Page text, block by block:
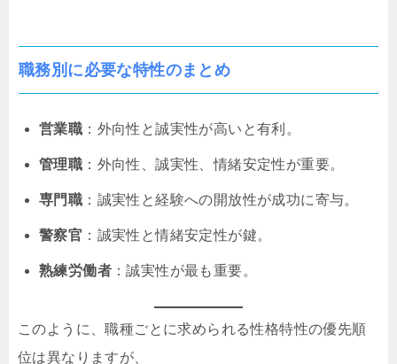
職務別に必要な特性のまとめ
営業職 ：外向性と誠実性が高いと有利。
管理職 ：外向性、誠実性、情緒安定性が重要。
専門職 ：誠実性と経験への開放性が成功に寄与。
警察官 ：誠実性と情緒安定性が鍵。
熟練労働者 ：誠実性が最も重要。
このように、職種ごとに求められる性格特性の優先順
位は異なりますが、